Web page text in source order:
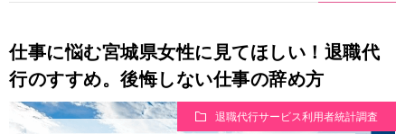
仕事に悩む宮城県女性に見てほしい！退職代
行のすすめ。後悔しない仕事の辞め方
退職代行サービス利用者統計調査